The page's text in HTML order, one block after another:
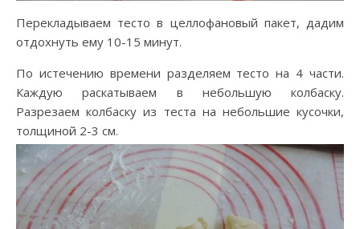
Перекладываем тесто в целлофановый пакет, дадим
отдохнуть ему 10-15 минут.
По истечению времени разделяем тесто на 4 части.
Каждую раскатываем в небольшую колбаску.
Разрезаем колбаску из теста на небольшие кусочки,
толщиной 2-3 см.